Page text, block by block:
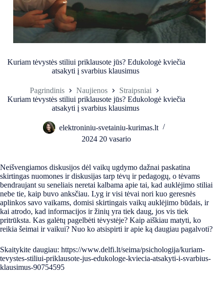
Kuriam tėvystės stiliui priklausote jūs? Edukologė kviečia
atsakyti į svarbius klausimus
Pagrindinis Naujienos
Straipsniai
Kuriam tėvystės stiliui priklausote jūs? Edukologė kviečia
atsakyti į svarbius klausimus
elektroniniu-svetainiu-kurimas.lt
2024 20 vasario
Neišvengiamos diskusijos dėl vaikų ugdymo dažnai paskatina
skirtingas nuomones ir diskusijas tarp tėvų ir pedagogų, o tėvams
bendraujant su seneliais neretai kalbama apie tai, kad auklėjimo stiliai
nebe tie, kaip buvo anksčiau. Lyg ir visi tėvai nori kuo geresnės
aplinkos savo vaikams, domisi skirtingais vaikų auklėjimo būdais, ir
kai atrodo, kad informacijos ir žinių yra tiek daug, jos vis tiek
pritrūksta. Kas galėtų pagelbėti tėvystėje? Kaip aiškiau matyti, ko
reikia šeimai ir vaikui? Nuo ko atsispirti ir apie ką daugiau pagalvoti?
Skaitykite daugiau: https://www.delfi.lt/seima/psichologija/kuriam-
tevystes-stiliui-priklausote-jus-edukologe-kviecia-atsakyti-i-svarbius-
klausimus-90754595